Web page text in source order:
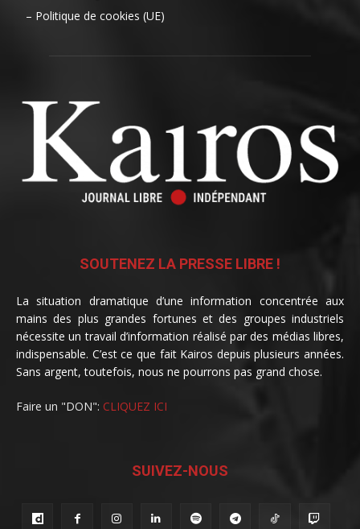
– Politique de cookies (UE)
SOUTENEZ LA PRESSE LIBRE !
La situation dramatique d’une information concentrée aux
mains des plus grandes fortunes et des groupes industriels
nécessite un travail d’information réalisé par des médias libres,
indispensable. C’est ce que fait Kairos depuis plusieurs années.
Sans argent, toutefois, nous ne pourrons pas grand chose.
Faire un "DON": CLIQUEZ ICI
SUIVEZ-NOUS